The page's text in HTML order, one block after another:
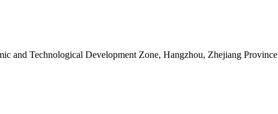
and Technological Development Zone, Hangzhou, Zhejiang Province